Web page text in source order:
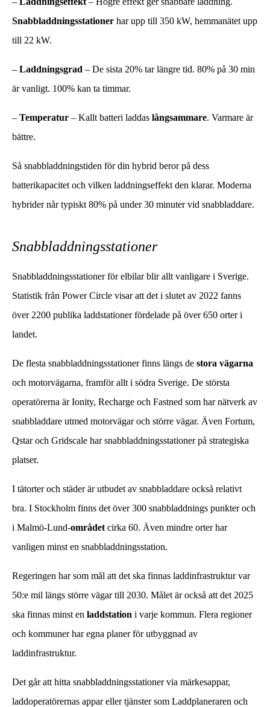
Snabbladdningsstationer har upp till 350 kW, hemmanätet upp
till 22 kW.
– Laddningsgrad – De sista 20% tar längre tid. 80% på 30 min
är vanligt. 100% kan ta timmar.
– Temperatur – Kallt batteri laddas långsammare. Varmare är
bättre.
Så snabbladdningstiden för din hybrid beror på dess
batterikapacitet och vilken laddningseffekt den klarar. Moderna
hybrider når typiskt 80% på under 30 minuter vid snabbladdare.
Snabbladdningsstationer
Snabbladdningsstationer för elbilar blir allt vanligare i Sverige.
Statistik från Power Circle visar att det i slutet av 2022 fanns
över 2200 publika laddstationer fördelade på över 650 orter i
landet.
De flesta snabbladdningsstationer finns längs de stora vägarna
och motorvägarna, framför allt i södra Sverige. De största
operatörerna är Ionity, Recharge och Fastned som har nätverk av
snabbladdare utmed motorvägar och större vägar. Även Fortum,
Qstar och Gridscale har snabbladdningsstationer på strategiska
platser.
I tätorter och städer är utbudet av snabbladdare också relativt
bra. I Stockholm finns det över 300 snabbladdnings punkter och
i Malmö-Lund-området cirka 60. Även mindre orter har
vanligen minst en snabbladdningsstation.
Regeringen har som mål att det ska finnas laddinfrastruktur var
50:e mil längs större vägar till 2030. Målet är också att det 2025
ska finnas minst en laddstation i varje kommun. Flera regioner
och kommuner har egna planer för utbyggnad av
laddinfrastruktur.
Det går att hitta snabbladdningsstationer via märkesappar,
laddoperatörernas appar eller tjänster som Laddplaneraren och